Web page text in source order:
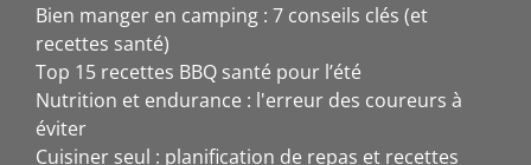
Bien manger en camping : 7 conseils clés (et
recettes santé)
Top 15 recettes BBQ santé pour l’été
Nutrition et endurance : l'erreur des coureurs à
éviter
Cuisiner seul : planification de repas et recettes